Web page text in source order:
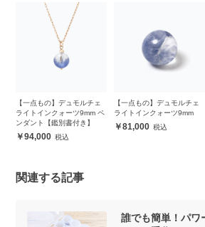
【一点もの】デュモルチェ
ライトインクォーツ9mm ペ
ンダント【鑑別書付き】
94,000
【一点もの】デュモルチェ
ライトインクォーツ9mm
81,000
関連する記事
誰でも簡単！パワ